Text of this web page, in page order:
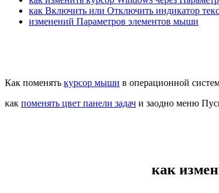
как Включить или Отключить индикатор
изменений Параметров элементов мыши
Как поменять курсор мыши в операционной
как поменять цвет панели задач и заодно меню
как